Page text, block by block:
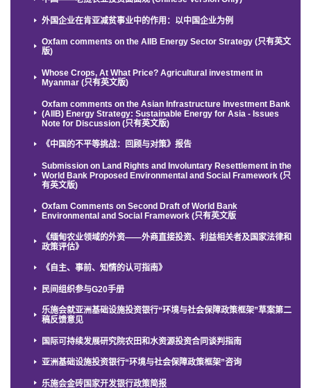
外国企业在肯亚减贫事业中的作用：以中国企业为例
Oxfam comments on the AIIB Energy Sector Strategy (只有英文
版)
Whose Crops, At What Price? Agricultural investment in
Myanmar (只有英文版)
Oxfam comments on the Asian Infrastructure Investment Bank
(AIIB) Energy Strategy: Sustainable Energy for Asia - Issues
Note for Discussion (只有英文版)
《中国的不平等挑战：回顾与对策》报告
Submission on Land Rights and Involuntary Resettlement in the
World Bank Proposed Environmental and Social Framework (只
有英文版)
Oxfam Comments on Second Draft of World Bank
Environmental and Social Framework (只有英文版
《缅甸农业领域的外资——外商直接投资、利益相关者及国家法律和
政策评估》
《自主、事前、知情的认可指南》
民间组织参与G20手册
乐施会就亚洲基础设施投资银行“环境与社会保障政策框架”草案第二
稿反馈意见
国际可持续发展研究院农田和水资源投资合同谈判指南
亚洲基础设施投资银行“环境与社会保障政策框架”咨询
乐施会金砖国家开发银行政策简报